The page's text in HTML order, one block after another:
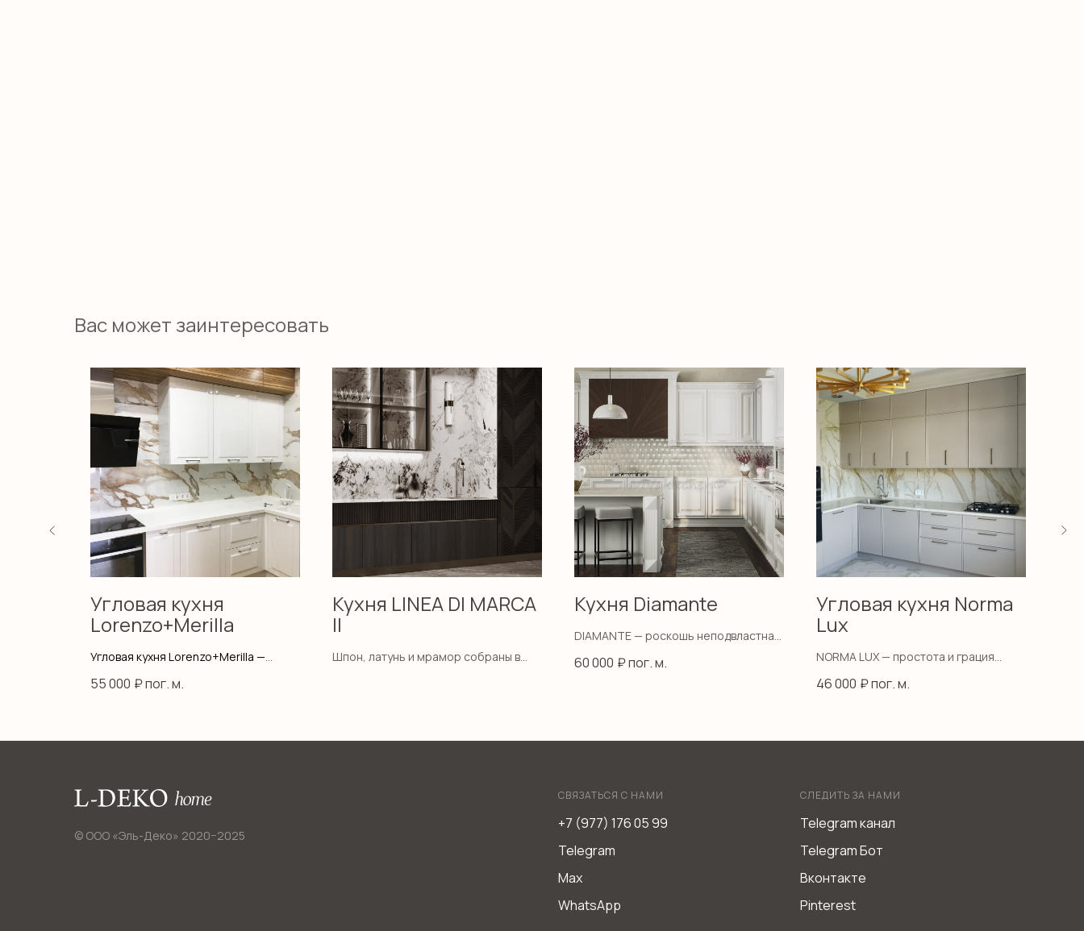
Вас может заинтересовать
Угловая кухня
Lorenzo+Merilla
Угловая кухня Lorenzo+Merilla —
подходит для любой современной
и подойдет под угловую форму кухни.
55 000 ₽ пог. м.
Кухня LINEA DI MARCA
II
Шпон, латунь и мрамор собраны в
Кухня Diamante
DIAMANTE — роскошь неподвластная
60 000 ₽ пог. м.
Угловая кухня Norma
Lux
NORMA LUX — простота и грация
кухонного гарнитура, удачное
интерьер и подходит под угловую
46 000 ₽ пог. м.
© ООО «Эль-Деко» 2020−2025
СВЯЗАТЬСЯ С НАМИ
+7 (977) 176 05 99
Telegram
Max
WhatsApp
СЛЕДИТЬ ЗА НАМИ
Telegram канал
Telegram Бот
Вконтакте
Pinterest